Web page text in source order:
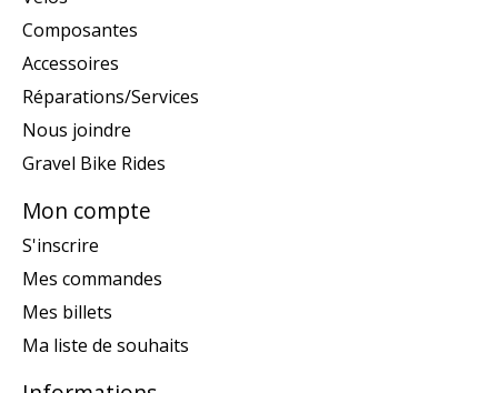
Composantes
Accessoires
Réparations/Services
Nous joindre
Gravel Bike Rides
Mon compte
S'inscrire
Mes commandes
Mes billets
Ma liste de souhaits